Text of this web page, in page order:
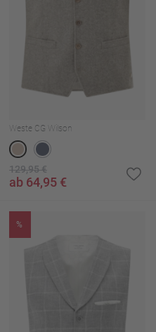
Weste CG Wilson
129,95 €
ab 64,95 €
%